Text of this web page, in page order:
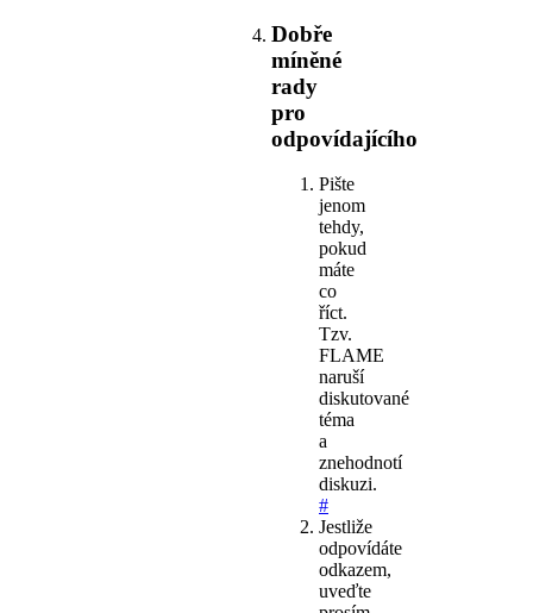
Dobře
míněné
rady
pro
odpovídajícího
Pište
jenom
tehdy,
pokud
máte
co
říct.
Tzv.
FLAME
naruší
diskutované
téma
a
znehodnotí
diskuzi.
#
Jestliže
odpovídáte
odkazem,
uveďte